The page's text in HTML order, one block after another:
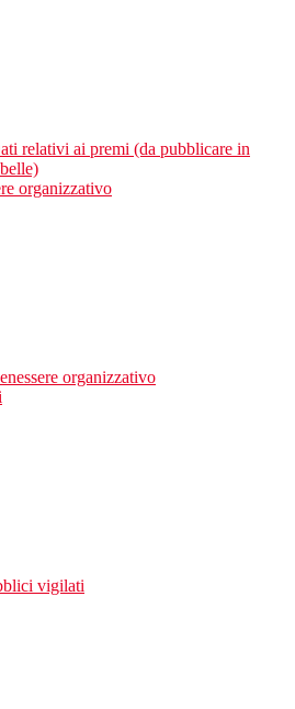
relativi ai premi (da pubblicare in
organizzativo
organizzativo
vigilati